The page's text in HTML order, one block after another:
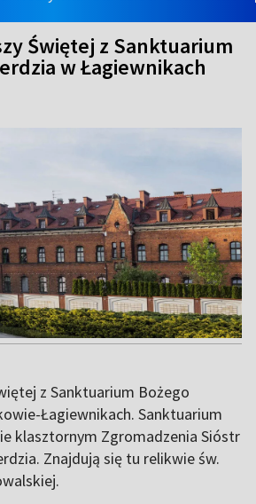
Świętej z Sanktuarium
w Łagiewnikach
z Sanktuarium Bożego
Łagiewnikach. Sanktuarium
klasztornym Zgromadzenia Sióstr
Znajdują się tu relikwie św.